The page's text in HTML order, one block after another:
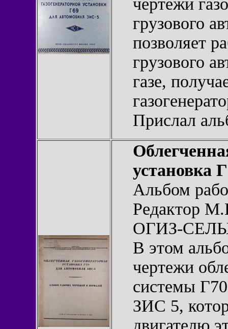
чертежи
грузового
позволяет
грузового
газе,
Прислал
установка
Альбом
Редактор
ОГИЗ-
В этом
чертежи
системы
ЗИС 5,
двигателю